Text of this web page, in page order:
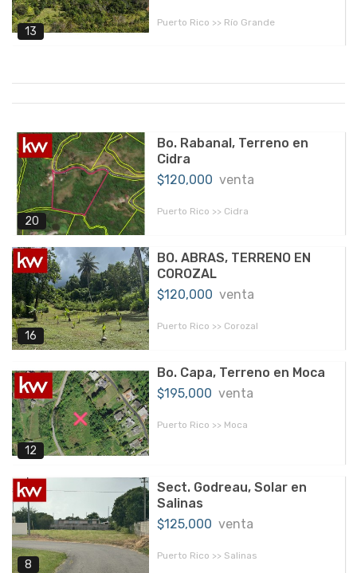
13
Puerto Rico >> Río Grande
20
Bo. Rabanal, Terreno en
Cidra
$120,000 venta
Puerto Rico >> Cidra
16
BO. ABRAS, TERRENO EN
COROZAL
$120,000 venta
Puerto Rico >> Corozal
12
Bo. Capa, Terreno en Moca
$195,000 venta
Puerto Rico >> Moca
8
Sect. Godreau, Solar en
Salinas
$125,000 venta
Puerto Rico >> Salinas